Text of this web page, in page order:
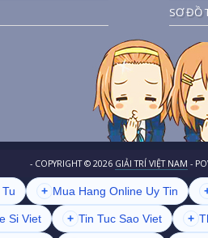
SƠ ĐỒ
- COPYRIGHT © 2026 GIẢI TRÍ VIỆT NAM -
+ Mua Hang Online Uy Tin
Si Viet + Tin Tuc Sao Viet +